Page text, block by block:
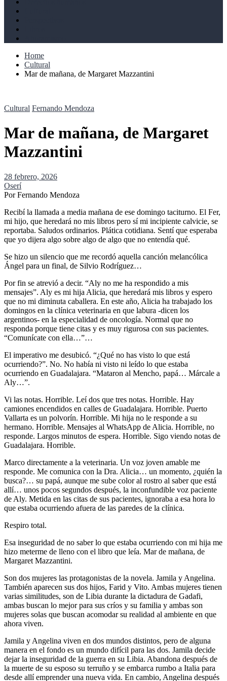
Home
Cultural
Mar de mañana, de Margaret Mazzantini
Cultural Fernando Mendoza
Mar de mañana, de Margaret
Mazzantini
28 febrero, 2026
Oserí
Por Fernando Mendoza
Recibí la llamada a media mañana de ese domingo taciturno. El Fer,
mi hijo, que heredará no mis libros pero sí mi incipiente calvicie, se
reportaba. Saludos ordinarios. Plática cotidiana. Sentí que esperaba
que yo dijera algo sobre algo de algo que no entendía qué.
Se hizo un silencio que me recordó aquella canción melancólica
Ángel para un final, de Silvio Rodríguez…
Por fin se atrevió a decir. “Aly no me ha respondido a mis
mensajes”. Aly es mi hija Alicia, que heredará mis libros y espero
que no mi diminuta caballera. En este año, Alicia ha trabajado los
domingos en la clínica veterinaria en que labura -dicen los
argentinos- en la especialidad de oncología. Normal que no
responda porque tiene citas y es muy rigurosa con sus pacientes.
“Comunícate con ella…”…
El imperativo me desubicó. “¿Qué no has visto lo que está
ocurriendo?”. No. No había ni visto ni leído lo que estaba
ocurriendo en Guadalajara. “Mataron al Mencho, papá… Márcale a
Aly…”.
Vi las notas. Horrible. Leí dos que tres notas. Horrible. Hay
camiones encendidos en calles de Guadalajara. Horrible. Puerto
Vallarta es un polvorín. Horrible. Mi hija no le responde a su
hermano. Horrible. Mensajes al WhatsApp de Alicia. Horrible, no
responde. Largos minutos de espera. Horrible. Sigo viendo notas de
Guadalajara. Horrible.
Marco directamente a la veterinaria. Un voz joven amable me
responde. Me comunica con la Dra. Alicia… un momento, ¿quién la
busca?… su papá, aunque me sube color al rostro al saber que está
allí… unos pocos segundos después, la inconfundible voz paciente
de Aly. Metida en las citas de sus pacientes, ignoraba a esa hora lo
que estaba ocurriendo afuera de las paredes de la clínica.
Respiro total.
Esa inseguridad de no saber lo que estaba ocurriendo con mi hija me
hizo meterme de lleno con el libro que leía. Mar de mañana, de
Margaret Mazzantini.
Son dos mujeres las protagonistas de la novela. Jamila y Angelina.
También aparecen sus dos hijos, Farid y Vito. Ambas mujeres tienen
varias similitudes, son de Libia durante la dictadura de Gadafi,
ambas buscan lo mejor para sus críos y su familia y ambas son
mujeres solas que buscan acomodar su realidad al ambiente en que
ahora viven.
Jamila y Angelina viven en dos mundos distintos, pero de alguna
manera en el fondo es un mundo difícil para las dos. Jamila decide
dejar la inseguridad de la guerra en su Libia. Abandona después de
la muerte de su esposo su terruño y se embarca rumbo a Italia para
desde allí emprender una nueva vida. En cambio, Angelina después